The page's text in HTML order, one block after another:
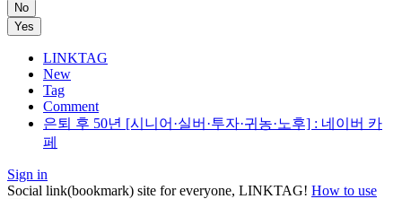
No
Yes
LINKTAG
New
Tag
Comment
은퇴 후 50년 [시니어·실버·투자·귀농·노후] : 네이버 카
페
Sign in
Social link(bookmark) site for everyone, LINKTAG! How to use